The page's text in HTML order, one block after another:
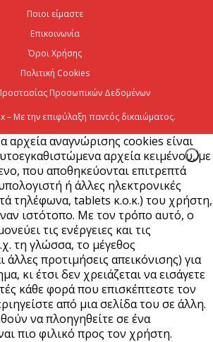
Ποιοι είμαστε
Επικοινωνία
Όροι Χρήσης
Πολιτική Cookies
Προσωπικών Δεδομένων
– Με την επιφύλαξη παντός δικαιώματος.
αρχεία αναγνώρισης cookies είναι
αρχεία κειμένου, με
που αποθηκεύονται επιτρεπτά
ή άλλες ηλεκτρονικές
τηλέφωνα, tablets κ.ο.κ.) του χρήστη,
ιστότοπο. Με τον τρόπο αυτό, ο
τις ενέργειες και τις
τη γλώσσα, το μέγεθος
άλλες προτιμήσεις απεικόνισης) για
κι έτσι δεν χρειάζεται να εισάγετε
κάθε φορά που επισκέπτεστε τον
από μια σελίδα του σε άλλη.
να πλοηγηθείτε σε ένα
πιο φιλικό προς τον χρήστη.